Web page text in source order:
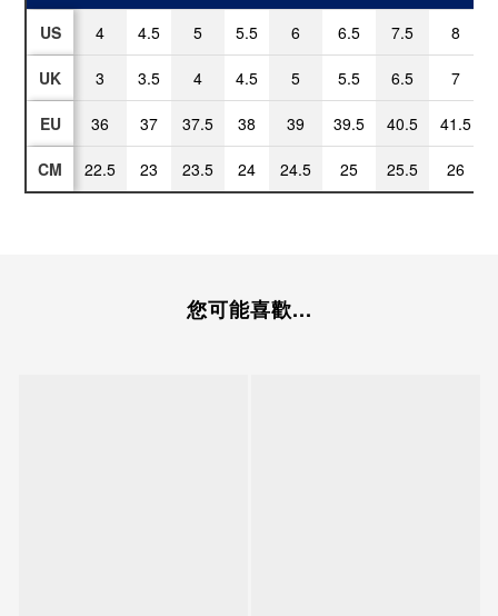
US 4 4.5 5 5.5 6 6.5 7.5 8
UK 3 3.5 4 4.5 5 5.5 6.5 7
EU 36 37 37.5 38 39 39.5 40.5 41.5
CM 22.5 23 23.5 24 24.5 25 25.5 26
您可能喜歡...